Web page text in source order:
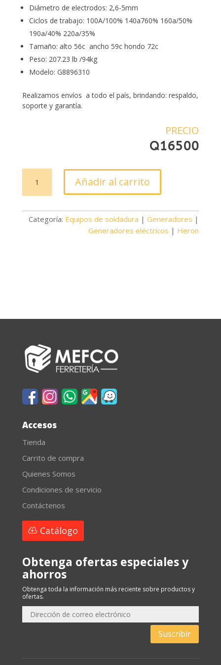
Diámetro de electrodos: 2,6-5mm
Ciclos de trabajo: 100A/100% 140a760% 160a/50%
190a/40% 220a/35%
Tamaño: alto 56c ancho 59c hondo 72c
Peso: 207.23 lb /94kg
Modelo: G8896310
Realizamos envíos a todo el país, brindando: respaldo,
soporte y garantía.
PRECIO
Q16500
SOLDADOR
HERON
cantidad
Añadir al carrito
Categoría: Equipos de soldadura |Generadores |
Generadores eléctricos | Heron
Accesos
Tienda
Carrito de compra
Quienes Somos
Condiciones de servicio
Contáctenos
Catálogo
Obtenga ofertas especiales y
ahorros
Obtenga toda la información más reciente sobre productos y
ofertas.
Suscribir